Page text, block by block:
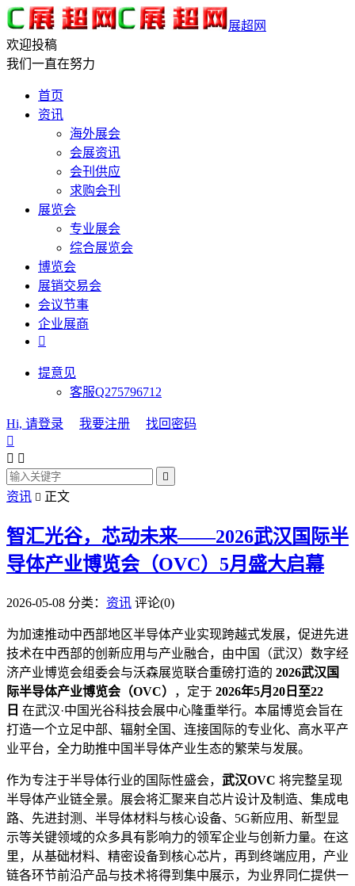
展超网
欢迎投稿
我们一直在努力
首页
资讯
海外展会
会展资讯
会刊供应
求购会刊
展览会
专业展会
综合展览会
博览会
展销交易会
会议节事
企业展商

提意见
客服Q275796712
Hi, 请登录 我要注册
找回密码

 

资讯  正文
智汇光谷，芯动未来——2026武汉国际半
导体产业博览会（OVC）5月盛大启幕
2026-05-08 分类： 资讯 评论(0)
为加速推动中西部地区半导体产业实现跨越式发展，促进先进
技术在中西部的创新应用与产业融合，由中国（武汉）数字经
济产业博览会组委会与沃森展览联合重磅打造的 2026武汉国
际半导体产业博览会（OVC）
，定于 2026年5月20日至22
日 在武汉·中国光谷科技会展中心隆重举行。本届博览会旨在
打造一个立足中部、辐射全国、连接国际的专业化、高水平产
业平台，全力助推中国半导体产业生态的繁荣与发展。
作为专注于半导体行业的国际性盛会， 武汉OVC 将完整呈现
半导体产业链全景。展会将汇聚来自芯片设计及制造、集成电
路、先进封测、半导体材料与核心设备、5G新应用、新型显
示等关键领域的众多具有影响力的领军企业与创新力量。在这
里，从基础材料、精密设备到核心芯片，再到终端应用，产业
链各环节前沿产品与技术将得到集中展示，为业界同仁提供一